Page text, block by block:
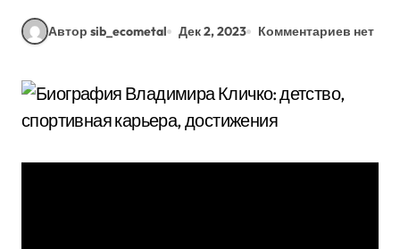
Автор sib_ecometal Дек 2, 2023 Комментариев нет